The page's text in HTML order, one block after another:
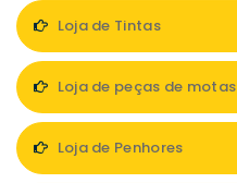
Loja de Tintas
Loja de peças de motas
Loja de Penhores